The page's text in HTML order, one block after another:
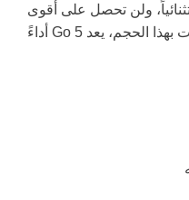
ولن تحصل على أقوى
تأثير للبيز، لكن بالنسبة لمكبر صوت بهذا الحجم، يعد Go 5 أداءً